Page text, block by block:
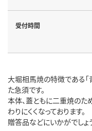
受付時間
大堀相馬焼の特徴である「
た急須です。
本体、蓋ともに二重焼のた
わりにくくなっております。
贈答品などにいかがでしょ